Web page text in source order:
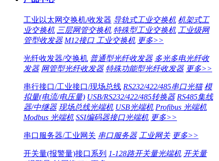
工业以太网交换机/收发器 导轨式工业交换机 机架式工
业交换机 三层网管交换机 特殊型工业交换机 工业级网
管型收发器 M12接口 工业交换机 更多>>
光纤收发器/交换机 普通型光纤收发器 多光多电光纤收
发器 网管型光纤收发器 特殊功能型光纤收发器 更多>>
串行接口/工业接口/现场总线 RS232/422/485串口光猫 模
拟量(电流/电压量) USB/RS232/422/485转换器 RS485集线
器/中继器 现场总线光端机 USB光端机 Profibus 光端机
Modbus 光端机 SSI编码器接口光端机 更多>>
串口服务器/工业网关 串口服务器 工业网关 更多>>
开关量(报警量)接口系列 1-128路开关量光端机 开关量